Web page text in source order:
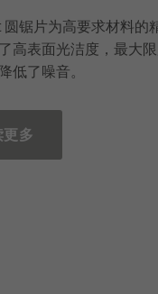
圆锯片为高要求材料
高表面光洁度，最大
低了噪音。
更多